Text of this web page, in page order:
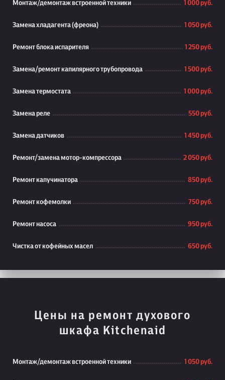
Монтаж/демонтаж встроенной техники 1 000 руб.
Замена хладагента (фреона) 1 050 руб.
Ремонт блока испарителя 1 250 руб.
Замена/ремонт капилярного трубопровода 1 500 руб.
Замена термостата 1 000 руб.
Замена реле 550 руб.
Замена датчиков 1 450 руб.
Ремонт/замена мотор-компрессора 2 050 руб.
Ремонт капучинатора 850 руб.
Ремонт кофемолки 750 руб.
Ремонт насоса 950 руб.
Чистка от кофейных масел 650 руб.
Цены на ремонт духового
шкафа Kitchenaid
Монтаж/демонтаж встроенной техники 1 050 руб.